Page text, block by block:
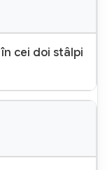
cei doi stâlpi